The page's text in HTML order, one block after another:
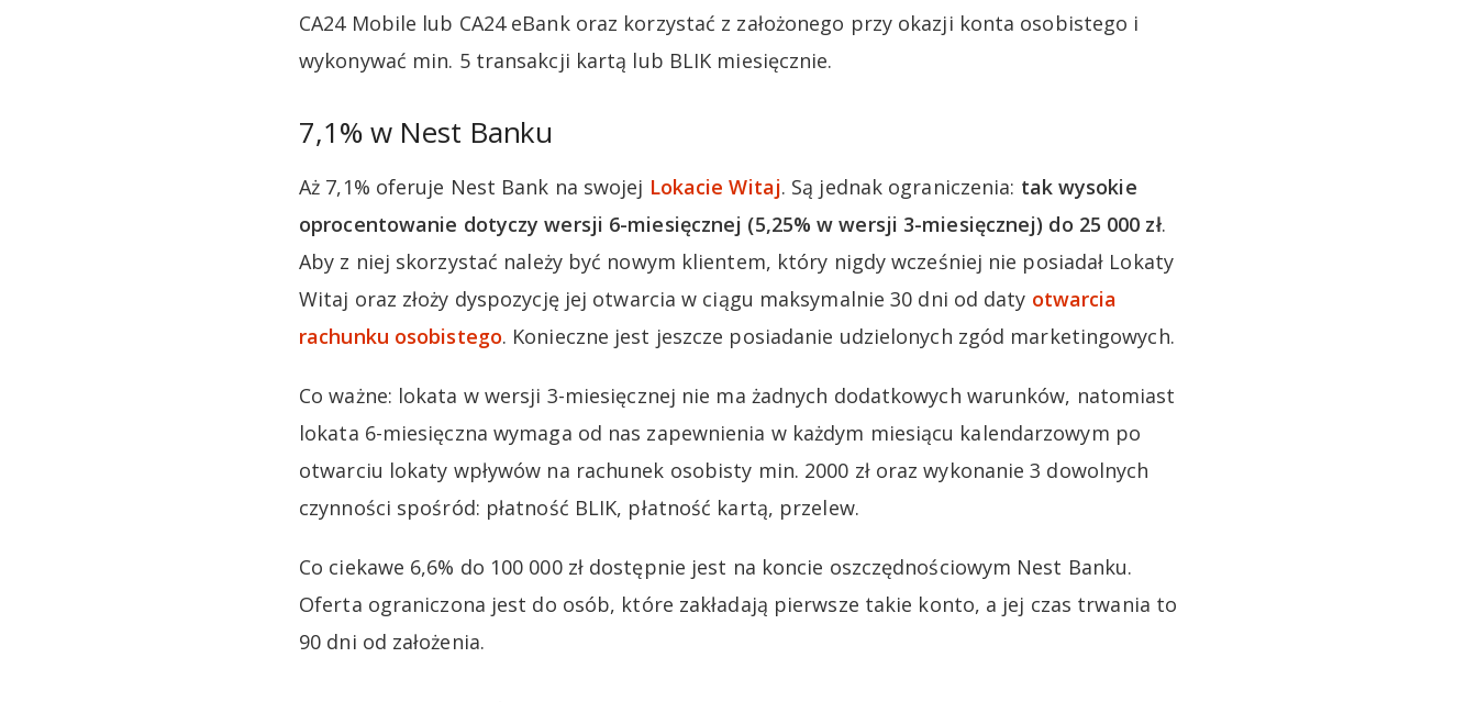
CA24 Mobile lub CA24 eBank oraz korzystać z założonego przy okazji konta osobistego i
wykonywać min. 5 transakcji kartą lub BLIK miesięcznie.
7,1% w Nest Banku
Aż 7,1% oferuje Nest Bank na swojej Lokacie Witaj. Są jednak ograniczenia: tak wysokie
oprocentowanie dotyczy wersji 6-miesięcznej (5,25% w wersji 3-miesięcznej) do 25 000 zł.
Aby z niej skorzystać należy być nowym klientem, który nigdy wcześniej nie posiadał Lokaty
Witaj oraz złoży dyspozycję jej otwarcia w ciągu maksymalnie 30 dni od daty otwarcia
rachunku osobistego. Konieczne jest jeszcze posiadanie udzielonych zgód marketingowych.
Co ważne: lokata w wersji 3-miesięcznej nie ma żadnych dodatkowych warunków, natomiast
lokata 6-miesięczna wymaga od nas zapewnienia w każdym miesiącu kalendarzowym po
otwarciu lokaty wpływów na rachunek osobisty min. 2000 zł oraz wykonanie 3 dowolnych
czynności spośród: płatność BLIK, płatność kartą, przelew.
Co ciekawe 6,6% do 100 000 zł dostępnie jest na koncie oszczędnościowym Nest Banku.
Oferta ograniczona jest do osób, które zakładają pierwsze takie konto, a jej czas trwania to
90 dni od założenia.